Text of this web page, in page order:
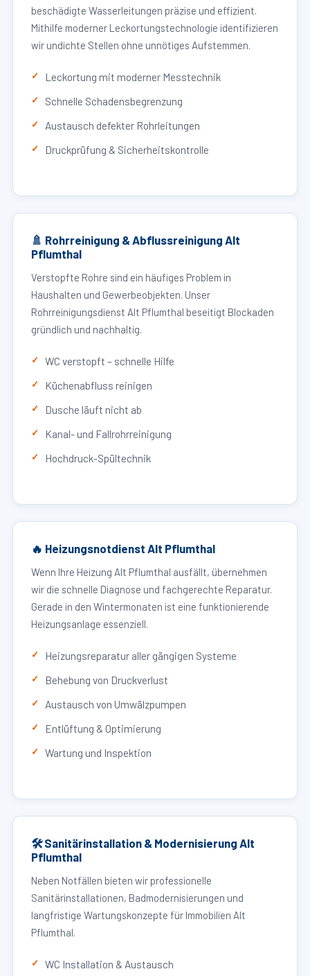
beschädigte Wasserleitungen präzise und effizient.
Mithilfe moderner Leckortungstechnologie identifizieren
wir undichte Stellen ohne unnötiges Aufstemmen.
Leckortung mit moderner Messtechnik
Schnelle Schadensbegrenzung
Austausch defekter Rohrleitungen
Druckprüfung & Sicherheitskontrolle
🚿 Rohrreinigung & Abflussreinigung Alt
Pflumthal
Verstopfte Rohre sind ein häufiges Problem in
Haushalten und Gewerbeobjekten. Unser
Rohrreinigungsdienst Alt Pflumthal beseitigt Blockaden
gründlich und nachhaltig.
WC verstopft – schnelle Hilfe
Küchenabfluss reinigen
Dusche läuft nicht ab
Kanal- und Fallrohrreinigung
Hochdruck-Spültechnik
🔥 Heizungsnotdienst Alt Pflumthal
Wenn Ihre Heizung Alt Pflumthal ausfällt, übernehmen
wir die schnelle Diagnose und fachgerechte Reparatur.
Gerade in den Wintermonaten ist eine funktionierende
Heizungsanlage essenziell.
Heizungsreparatur aller gängigen Systeme
Behebung von Druckverlust
Austausch von Umwälzpumpen
Entlüftung & Optimierung
Wartung und Inspektion
🛠 Sanitärinstallation & Modernisierung Alt
Pflumthal
Neben Notfällen bieten wir professionelle
Sanitärinstallationen, Badmodernisierungen und
langfristige Wartungskonzepte für Immobilien Alt
Pflumthal.
WC Installation & Austausch